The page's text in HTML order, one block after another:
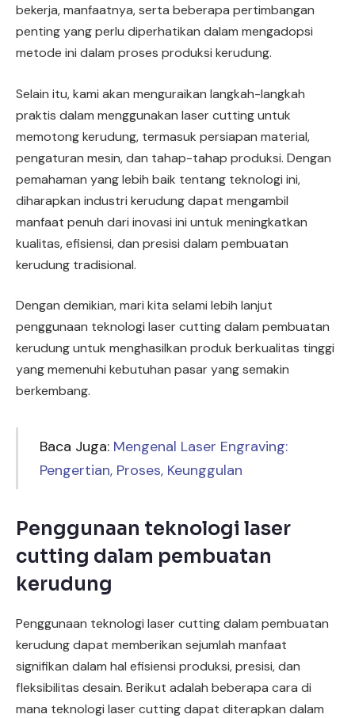
bekerja, manfaatnya, serta beberapa pertimbangan
penting yang perlu diperhatikan dalam mengadopsi
metode ini dalam proses produksi kerudung.
Selain itu, kami akan menguraikan langkah-langkah
praktis dalam menggunakan laser cutting untuk
memotong kerudung, termasuk persiapan material,
pengaturan mesin, dan tahap-tahap produksi. Dengan
pemahaman yang lebih baik tentang teknologi ini,
diharapkan industri kerudung dapat mengambil
manfaat penuh dari inovasi ini untuk meningkatkan
kualitas, efisiensi, dan presisi dalam pembuatan
kerudung tradisional.
Dengan demikian, mari kita selami lebih lanjut
penggunaan teknologi laser cutting dalam pembuatan
kerudung untuk menghasilkan produk berkualitas tinggi
yang memenuhi kebutuhan pasar yang semakin
berkembang.
Baca Juga: Mengenal Laser Engraving:
Pengertian, Proses, Keunggulan
Penggunaan teknologi laser
cutting dalam pembuatan
kerudung
Penggunaan teknologi laser cutting dalam pembuatan
kerudung dapat memberikan sejumlah manfaat
signifikan dalam hal efisiensi produksi, presisi, dan
fleksibilitas desain. Berikut adalah beberapa cara di
mana teknologi laser cutting dapat diterapkan dalam